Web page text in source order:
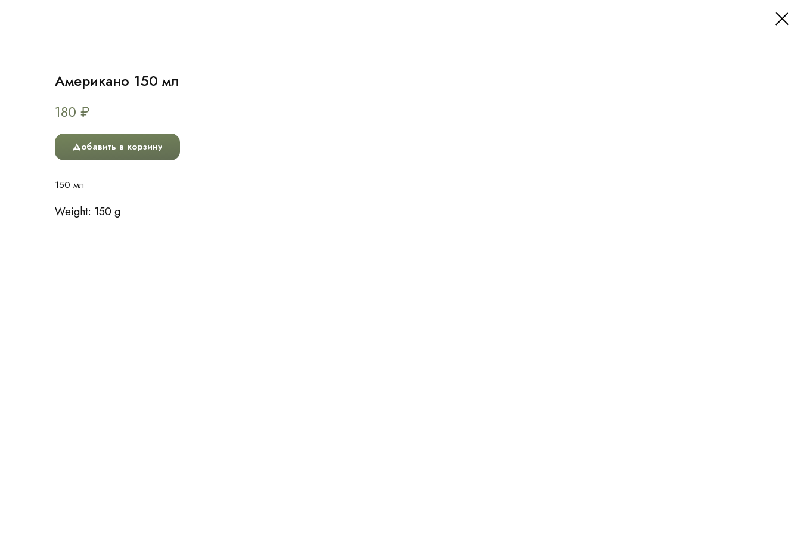
Американо 150 мл
180 ₽
Добавить в корзину
150 мл
Weight: 150 g